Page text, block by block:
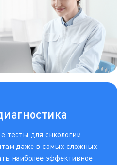
тесты для онкологии.
даже в самых сложных
наиболее эффективное